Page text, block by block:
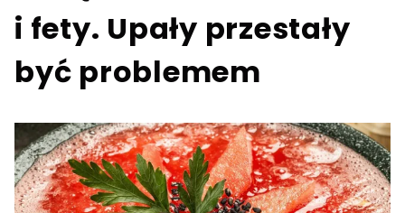
i fety. Upały przestały
być problemem